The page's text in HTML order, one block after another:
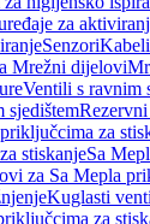
za
SenzoriKabeli
Mrežni dijelovi
Ventili s ravnim
sjedištem
za
stiskanjeSa
za Sa Mepla
Kuglasti
za